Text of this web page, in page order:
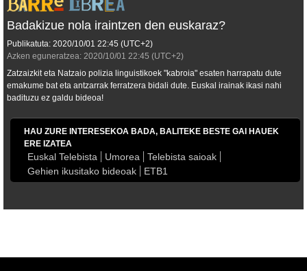
Badakizue nola iraintzen den euskaraz?
Publikatuta: 2020/10/01 22:45 (UTC+2)
Azken eguneratzea: 2020/10/01 22:45 (UTC+2)
Zatzaizkit eta Natzaio polizia linguistikoek "kabroia" esaten harrapatu dute
emakume bat eta antzarrak ferratzera bidali dute. Euskal irainak ikasi nahi
badituzu ez galdu bideoa!
HAU ZURE INTERESEKOA BADA, BALITEKE BESTE GAI HAUEK
ERE IZATEA
Euskal Telebista Umorea
Telebista saioak
Gehien ikusitako bideoak
ETB1